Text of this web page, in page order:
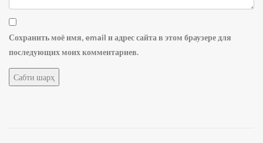
Сохранить моё имя, email и адрес сайта в этом браузере для
последующих моих комментариев.